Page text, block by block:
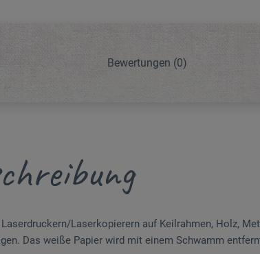
Bewertungen (0)
Laserkopierern auf Keilrahmen, Holz,
Das weiße Papier wird mit einem Schwamm